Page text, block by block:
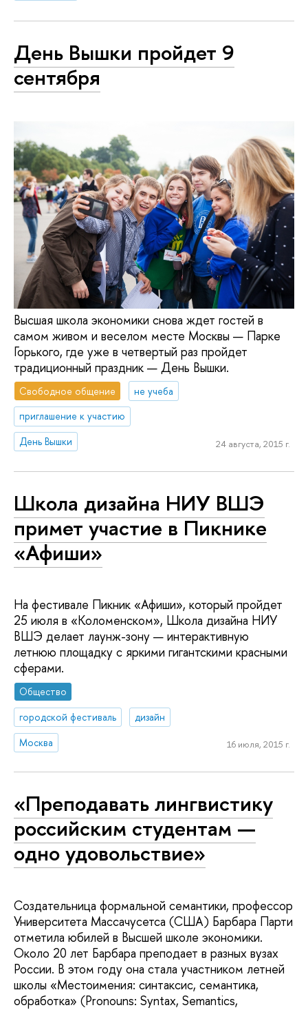
День Вышки пройдет 9
сентября
Высшая школа экономики снова ждет гостей в
самом живом и веселом месте Москвы — Парке
Горького, где уже в четвертый раз пройдет
традиционный праздник — День Вышки.
Свободное общение
не учеба
приглашение к участию
День Вышки
24 августа, 2015 г.
Школа дизайна НИУ ВШЭ
примет участие в Пикнике
«Афиши»
На фестивале Пикник «Афиши», который пройдет
25 июля в «Коломенском», Школа дизайна НИУ
ВШЭ делает лаунж-зону — интерактивную
летнюю площадку с яркими гигантскими красными
сферами.
Общество
городской фестиваль
дизайн
Москва
16 июля, 2015 г.
«Преподавать лингвистику
российским студентам —
одно удовольствие»
Создательница формальной семантики, профессор
Университета Массачусетса (США) Барбара Парти
отметила юбилей в Высшей школе экономики.
Около 20 лет Барбара преподает в разных вузах
России. В этом году она стала участником летней
школы «Местоимения: синтаксис, семантика,
обработка» (Pronouns: Syntax, Semantics,